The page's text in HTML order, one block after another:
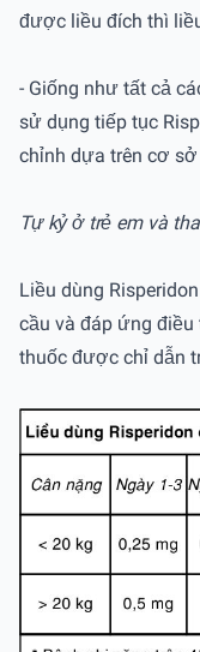
được liều đích thì
- Giống như tất cả
sử dụng tiếp tục
chỉnh dựa trên cơ
Tự kỷ ở trẻ em và
Liều dùng
cầu và đáp ứng
thuốc được chỉ dẫn